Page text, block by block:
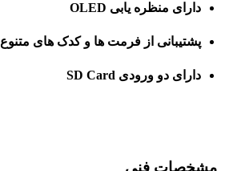
دارای منظره یابی OLED
پشتیبانی از فرمت ها و کدک های متنوع
دارای دو ورودی SD Card
مشخصات فنی